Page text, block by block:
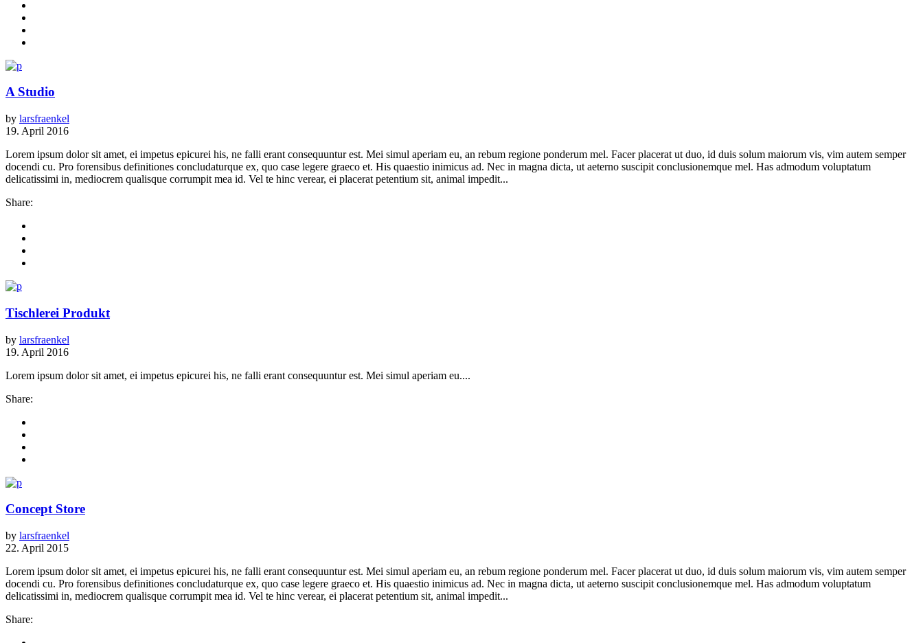
A Studio
by larsfraenkel
19. April 2016
Lorem ipsum dolor sit amet, ei impetus epicurei his, ne falli erant consequuntur est. Mei simul aperiam eu, an rebum regione ponderum mel. Facer placerat ut duo, id duis solum maiorum vis, vim autem semper
docendi cu. Pro forensibus definitiones concludaturque ex, quo case legere graeco et. His quaestio inimicus ad. Nec in magna dicta, ut aeterno suscipit conclusionemque mel. Has admodum voluptatum
delicatissimi in, mediocrem qualisque corrumpit mea id. Vel te hinc verear, ei placerat petentium sit, animal impedit...
Share:
Tischlerei Produkt
by larsfraenkel
19. April 2016
Lorem ipsum dolor sit amet, ei impetus epicurei his, ne falli erant consequuntur est. Mei simul aperiam eu....
Share:
Concept Store
by larsfraenkel
22. April 2015
Lorem ipsum dolor sit amet, ei impetus epicurei his, ne falli erant consequuntur est. Mei simul aperiam eu, an rebum regione ponderum mel. Facer placerat ut duo, id duis solum maiorum vis, vim autem semper
docendi cu. Pro forensibus definitiones concludaturque ex, quo case legere graeco et. His quaestio inimicus ad. Nec in magna dicta, ut aeterno suscipit conclusionemque mel. Has admodum voluptatum
delicatissimi in, mediocrem qualisque corrumpit mea id. Vel te hinc verear, ei placerat petentium sit, animal impedit...
Share: